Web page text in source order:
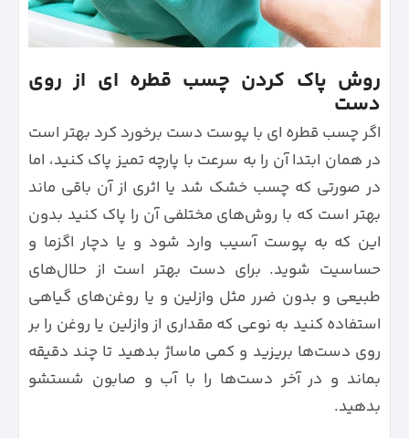
روش پاک کردن چسب قطره ای از روی
دست
اگر چسب قطره‌ ای با پوست دست برخورد کرد بهتر است
در همان ابتدا آن را به سرعت با پارچه تمیز پاک کنید، اما
در صورتی که چسب خشک شد یا اثری از آن باقی ماند
بهتر است که با روش‌های مختلفی آن را پاک کنید بدون
این که به پوست آسیب وارد شود و یا دچار اگزما و
حساسیت شوید. برای دست بهتر است از حلال‌های
طبیعی و بدون ضرر مثل وازلین و یا روغن‌های گیاهی
استفاده کنید به نوعی که مقداری از وازلین یا روغن را بر
روی دست‌ها بریزید و کمی ماساژ بدهید تا چند دقیقه
بماند و در آخر دست‌ها را با آب و صابون شستشو
بدهید.